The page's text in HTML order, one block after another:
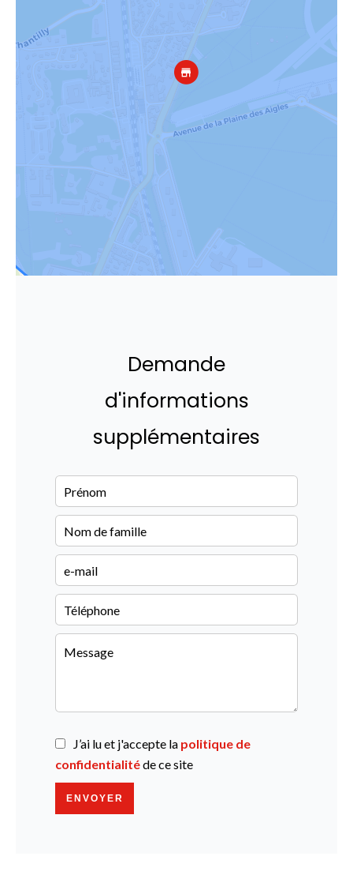
Demande
d'informations
supplémentaires
J’ai lu et j'accepte la politique de
confidentialitéde ce site
ENVOYER